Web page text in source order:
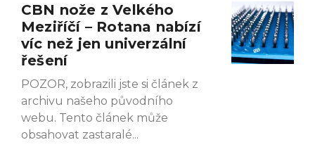
CBN nože z Velkého
Meziříčí – Rotana nabízí
víc než jen univerzální
řešení
POZOR, zobrazili jste si článek z
archivu našeho původního
webu. Tento článek může
obsahovat zastaralé